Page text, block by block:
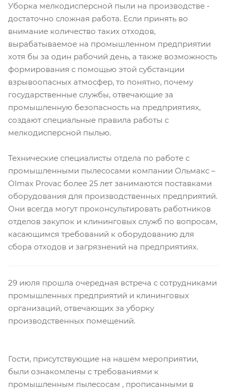
Уборка мелкодисперсной пыли на производстве -
достаточно сложная работа. Если принять во
внимание количество таких отходов,
вырабатываемое на промышленном предприятии
хотя бы за один рабочий день, а также возможность
формирования с помощью этой субстанции
взрывоопасных атмосфер, то понятно, почему
государственные службы, отвечающие за
промышленную безопасность на предприятиях,
создают специальные правила работы с
мелкодисперсной пылью.
Технические специалисты отдела по работе с
промышленными пылесосами компании Ольмакс –
Olmax Provac более 25 лет занимаются поставками
оборудования для производственных предприятий.
Они всегда могут проконсультировать работников
отделов закупок и клининговых служб по вопросам,
касающимся требований к оборудованию для
сбора отходов и загрязнений на предприятиях.
29 июля прошла очередная встреча с сотрудниками
промышленных предприятий и клининговых
организаций, отвечающих за уборку
производственных помещений.
Гости, присутствующие на нашем мероприятии,
были ознакомлены с требованиями к
промышленным пылесосам , прописанными в